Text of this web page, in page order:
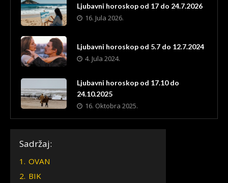
Ljubavni horoskop od 17 do 24.7.2026
16. Jula 2026.
Ljubavni horoskop od 5.7 do 12.7.2024
4. Jula 2024.
Ljubavni horoskop od 17.10 do
24.10.2025
16. Oktobra 2025.
Sadržaj:
1. OVAN
2. BIK